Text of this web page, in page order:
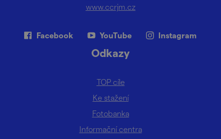
www.ccrjm.cz
Facebook YouTube Instagram
Odkazy
TOP cíle
Ke stažení
Fotobanka
Informační centra